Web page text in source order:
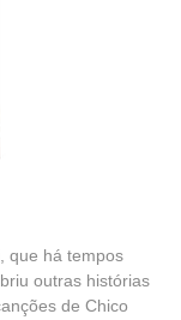
que há tempos
outras histórias
de Chico